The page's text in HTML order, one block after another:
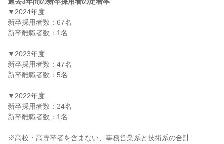
▼2024年度
新卒採用者数：67名
新卒離職者数：1名
▼2023年度
新卒採用者数：47名
新卒離職者数：5名
▼2022年度
新卒採用者数：24名
新卒離職者数：1名